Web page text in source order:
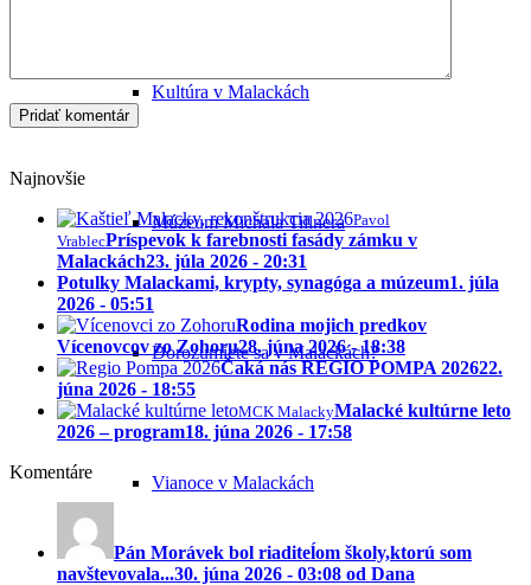
Kultúra v Malackách
Múzeum Michala Tillnera
Dorozumiete sa v Malackách?
Vianoce v Malackách
Najnovšie
Pavol
VrablecPríspevok k farebnosti fasády zámku v
Malackách23. júla 2026 - 20:31
Potulky Malackami, krypty, synagóga a múzeum1. júla
2026 - 05:51
Rodina mojich predkov
Vícenovcov zo Zohoru28. júna 2026 - 18:38
Čaká nás REGIO POMPA 202622.
júna 2026 - 18:55
MCK MalackyMalacké kultúrne leto
2026 – program18. júna 2026 - 17:58
Komentáre
Pán Morávek bol riaditeĺom školy,ktorú som
navštevovala...30. júna 2026 - 03:08 od Dana